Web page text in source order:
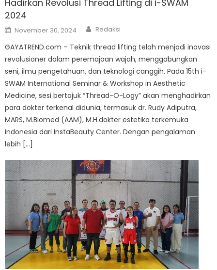
Hadirkan Revolusi Thread Lifting di i-SWAM
2024
Posted
on
November 30, 2024 Author
Redaksi
GAYATREND.com – Teknik thread lifting telah menjadi inovasi
revolusioner dalam peremajaan wajah, menggabungkan
seni, ilmu pengetahuan, dan teknologi canggih. Pada 15th i-
SWAM International Seminar & Workshop in Aesthetic
Medicine, sesi bertajuk “Thread-O-Logy” akan menghadirkan
para dokter terkenal didunia, termasuk dr. Rudy Adiputra,
MARS, M.Biomed (AAM), M.H.dokter estetika terkemuka
Indonesia dari InstaBeauty Center. Dengan pengalaman
lebih […]